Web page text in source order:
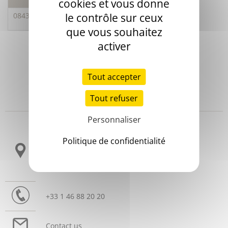
08434 Analyse de conversion de lot
Headquarters
3 allée Thérésa
+33 1 46 88 20 20
Contact us
cookies et vous donne
le contrôle sur ceux
que vous souhaitez
activer
Tout accepter
Tout refuser
Personnaliser
Politique de confidentialité